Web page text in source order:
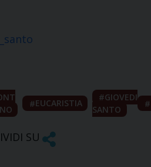
EUCARISTIA
GIOVEDI
SANTO
SU